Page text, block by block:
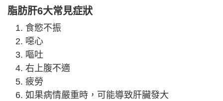
脂肪肝6大常見症狀
食慾不振
噁心
嘔吐
右上腹不適
疲勞
如果病情嚴重時，可能導致肝臟發大